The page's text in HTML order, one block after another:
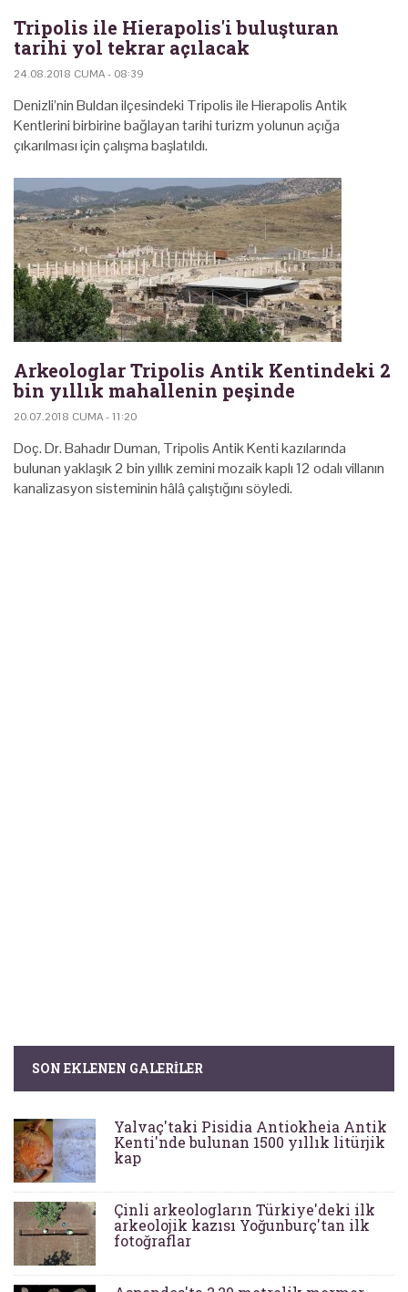
Tripolis ile Hierapolis'i buluşturan
tarihi yol tekrar açılacak
24.08.2018 CUMA - 08:39
Denizli’nin Buldan ilçesindeki Tripolis ile Hierapolis Antik
Kentlerini birbirine bağlayan tarihi turizm yolunun açığa
çıkarılması için çalışma başlatıldı.
Arkeologlar Tripolis Antik Kentindeki 2
bin yıllık mahallenin peşinde
20.07.2018 CUMA - 11:20
Doç. Dr. Bahadır Duman, Tripolis Antik Kenti kazılarında
bulunan yaklaşık 2 bin yıllık zemini mozaik kaplı 12 odalı villanın
kanalizasyon sisteminin hâlâ çalıştığını söyledi.
SON EKLENEN GALERILER
Yalvaç'taki Pisidia Antiokheia Antik
Kenti'nde bulunan 1500 yıllık litürjik
kap
Çinli arkeologların Türkiye'deki ilk
arkeolojik kazısı Yoğunburç'tan ilk
fotoğraflar